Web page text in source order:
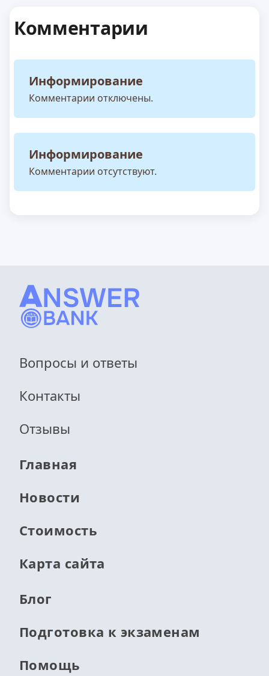
Комментарии
Информирование
Комментарии отключены.
Информирование
Комментарии отсутствуют.
Вопросы и ответы
Контакты
Отзывы
Главная
Новости
Стоимость
Карта сайта
Блог
Подготовка к экзаменам
Помощь